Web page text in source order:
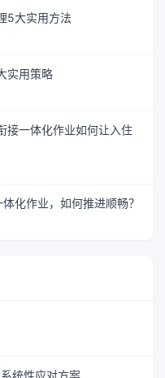
5大实用方法
实用策略
接一体化作业如何让入住
化作业，如何推进顺畅？